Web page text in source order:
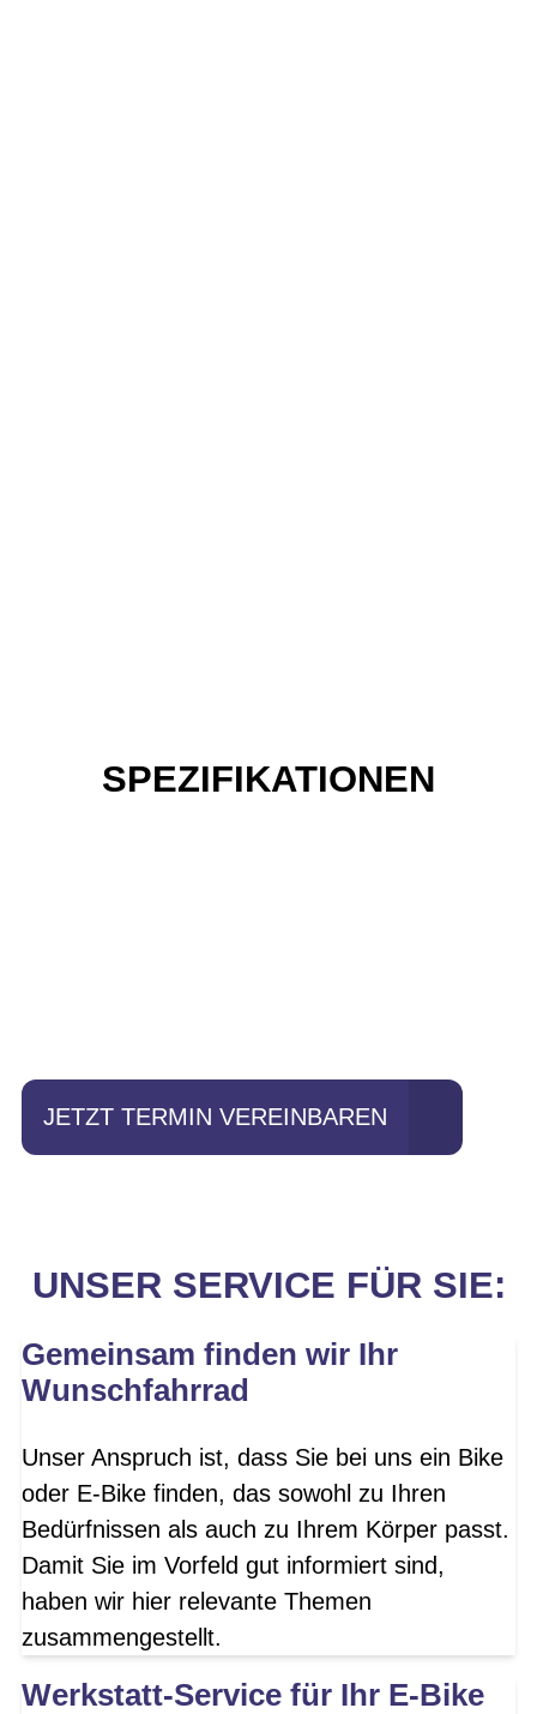
SPEZIFIKATIONEN
JETZT TERMIN VEREINBAREN
UNSER SERVICE FÜR SIE:
Gemeinsam finden wir Ihr
Wunschfahrrad
Unser Anspruch ist, dass Sie bei uns ein Bike
oder E-Bike finden, das sowohl zu Ihren
Bedürfnissen als auch zu Ihrem Körper passt.
Damit Sie im Vorfeld gut informiert sind,
haben wir hier relevante Themen
zusammengestellt.
Werkstatt-Service für Ihr E-Bike